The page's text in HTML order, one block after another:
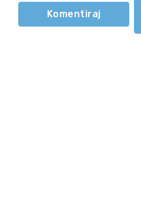
Komentiraj